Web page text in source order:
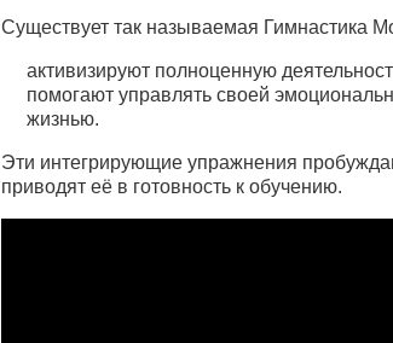
Существует так называемая Гимнастика
активизируют полноценную
помогают управлять своей
жизнью.
Эти интегрирующие упражнения
приводят её в готовность к обучению.